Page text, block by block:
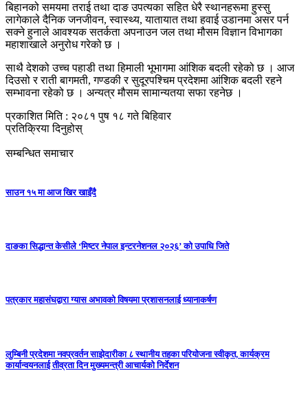
बिहानको समयमा तराई तथा दाङ उपत्यका सहित धेरै स्थानहरूमा हुस्सु
लागेकाले दैनिक जनजीवन, स्वास्थ्य, यातायात तथा हवाई उडानमा असर पर्न
सक्ने हुनाले आवश्यक सतर्कता अपनाउन जल तथा मौसम विज्ञान विभागका
महाशाखाले अनुरोध गरेको छ ।
साथै देशको उच्च पहाडी तथा हिमाली भूभागमा आंशिक बदली रहेको छ । आज
दिउसो र राती बागमती, गण्डकी र सुदूरपश्चिम प्रदेशमा आंशिक बदली रहने
सम्भावना रहेको छ । अन्यत्र मौसम सामान्यतया सफा रहनेछ ।
प्रकाशित मिति : २०८१ पुष १८ गते बिहिवार
प्रतिक्रिया दिनुहोस्
सम्बन्धित समाचार
साउन १५ मा आज खिर खाइँदै
दाङका सिद्धान्त केसीले ‘मिष्टर नेपाल इन्टरनेशनल २०२६’ को उपाधि जिते
पत्रकार महासंघद्वारा ग्यास अभावको विषयमा प्रशासनलाई ध्यानाकर्षण
लुम्बिनी प्रदेशमा नवप्रवर्तन साझेदारीका ८ स्थानीय तहका परियोजना स्वीकृत, कार्यक्रम
कार्यान्वयनलाई तीव्रता दिन मुख्यमन्त्री आचार्यको निर्देशन